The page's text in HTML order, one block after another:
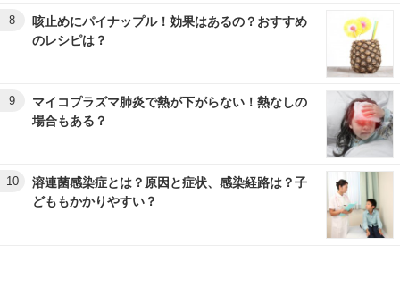
8
咳止めにパイナップル！効果はあるの？おすすめ
のレシピは？
9
マイコプラズマ肺炎で熱が下がらない！熱なしの
場合もある？
10
溶連菌感染症とは？原因と症状、感染経路は？子
どももかかりやすい？